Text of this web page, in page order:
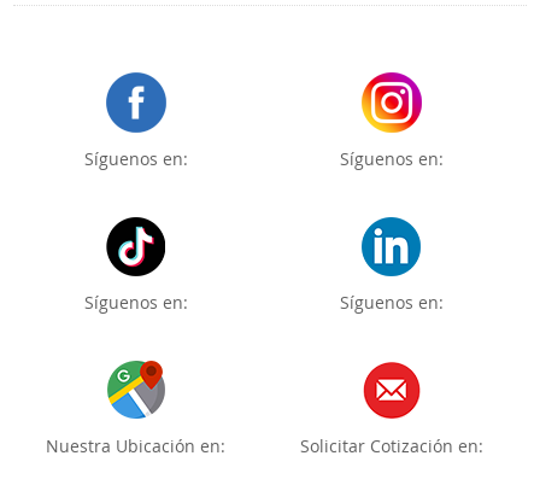
Síguenos en: Síguenos en:
Síguenos en: Síguenos en:
Nuestra Ubicación en: Solicitar Cotización en: